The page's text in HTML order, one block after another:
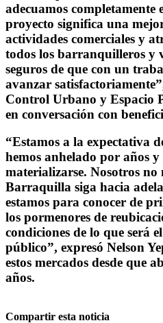
adecuamos completamente
proyecto significa una
actividades comerciales y
todos los barranquilleros y
seguros de que con un
avanzar
Control Urbano y Espacio
en conversación con
“Estamos a la expectativa
hemos anhelado por años
materializarse. Nosotros no
Barraquilla siga hacia
estamos para conocer de
los pormenores de
condiciones de lo que será
público”, expresó Nelson
estos mercados desde que
años.
Compartir esta noticia